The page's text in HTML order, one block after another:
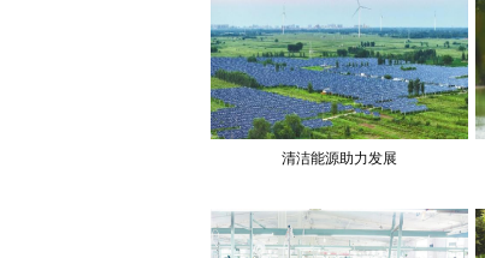
清洁能源助力发展